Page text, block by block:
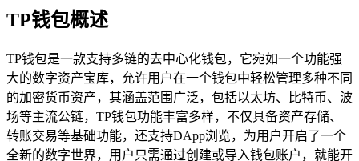
TP钱包概述
TP钱包是一款支持多链的去中心化钱包，它宛如一个功能强
大的数字资产宝库，允许用户在一个钱包中轻松管理多种不同
的加密货币资产，其涵盖范围广泛，包括以太坊、比特币、波
场等主流公链，TP钱包功能丰富多样，不仅具备资产存储、
转账交易等基础功能，还支持DApp浏览，为用户开启了一个
全新的数字世界，用户只需通过创建或导入钱包账户，就能开